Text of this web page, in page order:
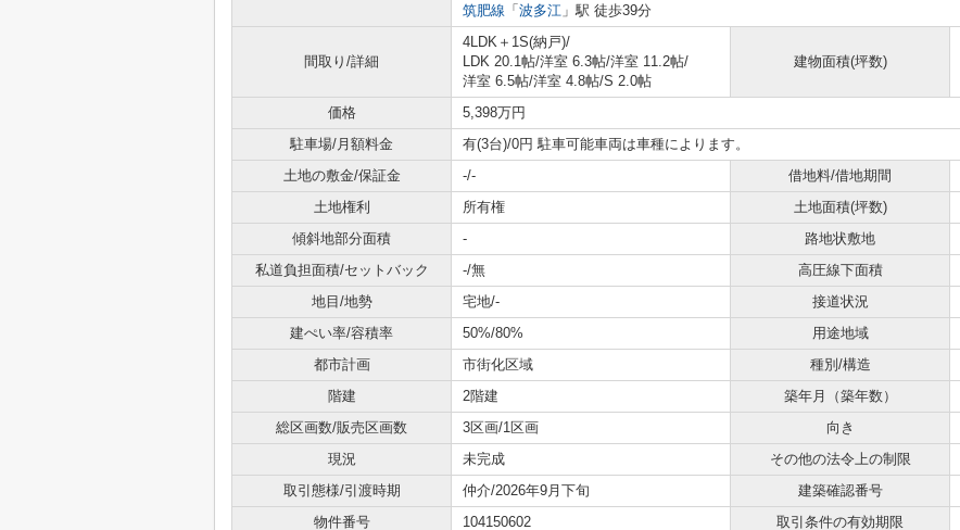
筑肥線 「 波多江 」駅 徒歩39分
間取り/詳細
4LDK＋1S(納戸)/
LDK 20.1帖/洋室 6.3帖/洋室 11.2帖/
洋室 6.5帖/洋室 4.8帖/S 2.0帖
建物面積(坪数)
価格
5,398万円
駐車場/月額料金
有(3台)/0円 駐車可能車両は車種によります。
土地の敷金/保証金
-/- 借地料/借地期間
土地権利
所有権 土地面積(坪数)
傾斜地部分面積
- 路地状敷地
私道負担面積/セットバック
-/無 高圧線下面積
地目/地勢
宅地/- 接道状況
建ぺい率/容積率
50%/80% 用途地域
都市計画
市街化区域 種別/構造
階建
2階建 築年月（築年数）
総区画数/販売区画数
3区画/1区画 向き
現況
未完成 その他の法令上の制限
取引態様/引渡時期
仲介/2026年9月下旬 建築確認番号
物件番号
104150602 取引条件の有効期限